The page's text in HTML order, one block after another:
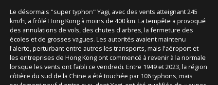
Le désormais "super typhon" Yagi, avec des vents atteignant 245
km/h, a frôlé Hong Kong à moins de 400 km. La tempête a provoqué
des annulations de vols, des chutes d'arbres, la fermeture des
écoles et de grosses vagues. Les autorités avaient maintenu
l'alerte, perturbant entre autres les transports, mais l'aéroport et
les entreprises de Hong Kong ont commencé à revenir à la normale
lorsque les vents ont faibli ce vendredi. Entre 1949 et 2023, la région
côtière du sud de la Chine a été touchée par 106 typhons, mais